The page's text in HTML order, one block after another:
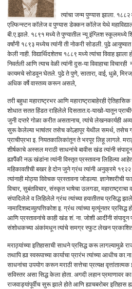
त्यांचा जन्म पुण्यास झाला.
एल्फिन्स्टन कॉलेज व पुण्यास डेक्कन कॉलेज येथे
बी.ए.झाले. १८९१ मध्ये ते पुण्यातील न्यू इंग्लिश
वर्षांनी १८९३ मध्येच त्यांनी ती नोकरी सोडली. पुढे
केली नाही. विद्यार्थिदशेतच १८८९ मध्ये त्यांचा विवाह झाला
निवर्तली आणि त्याच वेळी त्यांनी दुस-या विवाहाचा
कायमचे सोडवून घेतले. पुढे ते पुणे, सातारा, वाई, धुळे,
अधिक वर्षे वास्तव्य करून असले,
तरी बहुधा महाराष्ट्रभर आणि महाराष्ट्राबाहेरही
शोधात सतत हिंडत राहिलेले दिसतात.द-याखो-यातून
जुनी दप्तरे गोळा करीत असतानाच, त्यांचे लेखनकार्यही
सुरू केलेल्या भाषांतर तसेच कोल्हापूर येथील समर्थ, तसेच
प्राचीप्रभा इ. नियतकालिकांतून ते भरपूर लिहू लागले.
शीर्षकाचे अस्सल मराठी साधनांचे बावीस खंड त्यांनी
ह्यापैंकी नऊ खंडांना त्यांनी विस्तृत प्रस्तावना लिहिल्या
महिकावतीची बखर हे दोन जुने ग्रंथ त्यांनी अनुक्रमे
त्यांनाही मोठ्या विवेचक प्रस्तावना जोडल्या.
विचार, सुबंतविचार, संस्कृत भाषेचा उलगडा,
संपादिलेले व लिहिलेले ग्रंथ त्यांच्या हयातीतच प्रसिद्ध
नामादिशब्दव्युत्पत्तिकोश इ. ग्रंथ त्यांच्या मृत्यूंनतर
आणि प्रस्तावनांचे काही खंड शं. ना. जोशी आदींनी
संशोधकच्या अंकांमधून त्यांचे समग्र स्फुट लेखन
मराठ्यांच्या इतिहासाची साधने प्रसिद्ध करू लागल्यामुळे
तथापि ह्या स्वरूपाच्या कार्याचा प्रारंभ त्यांच्या आधीच
साधनांचा उपयोग करून मराठी सत्तेचा प्रत्यक्ष
सविस्तर असा सिद्ध केला होता. अगदी लहान प्रमाणावर
राजवाड्यांपूर्वीच सुरू झाले होते आणि ह्याचबरोबर इतिहास